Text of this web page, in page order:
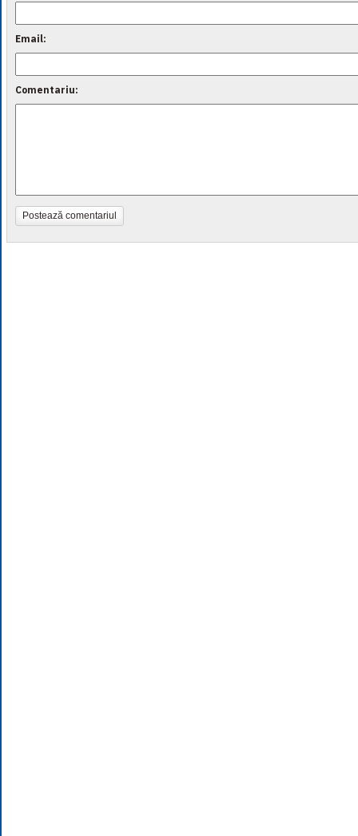
Email:
Comentariu:
Postează comentariul